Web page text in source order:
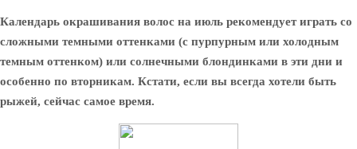
Календарь окрашивания волос на июль рекомендует играть со
сложными темными оттенками (с пурпурным или холодным
темным оттенком) или солнечными блондинками в эти дни и
особенно по вторникам. Кстати, если вы всегда хотели быть
рыжей, сейчас самое время.